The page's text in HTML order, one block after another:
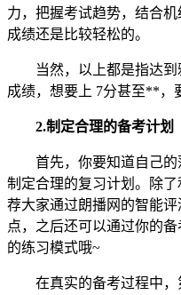
力，把握考试趋势，结合
成绩还是比较轻松的。
当然，以上都是指达到
成绩，想要上 7分甚至**，
2.制定合理的备考计划
首先，你要知道自己的
制定合理的复习计划。除
荐大家通过朗播网的智能
点，之后还可以通过你的
的练习模式哦~
在真实的备考过程中，